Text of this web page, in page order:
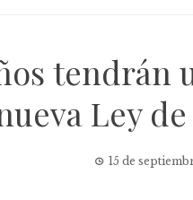
tendrán
Ley
15 de